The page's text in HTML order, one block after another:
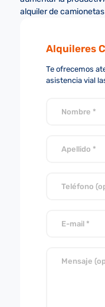
alquiler de
Alquileres
Te ofrecemos
asistencia vial